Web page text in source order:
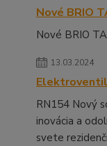
Nové BRIO
Nové BRIO
13.03.2024
RN154 Nový
inovácia a
svete